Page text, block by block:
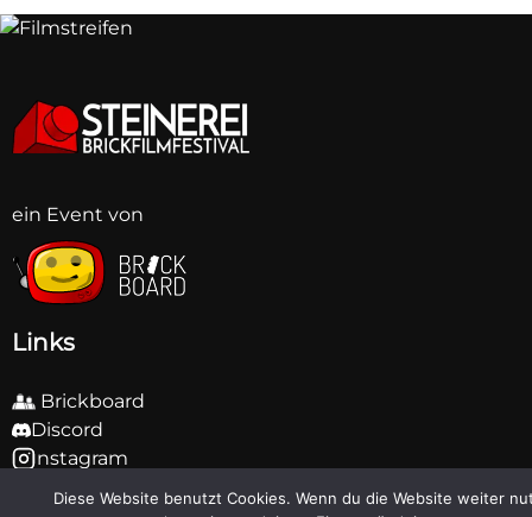
Diese Website benutzt Cookies. Wenn du die Website weiter
ein Event von
BBBBBBBB
BB
BB
BB
BB
Links
Brickboard
Discord
Instagram
Facebook